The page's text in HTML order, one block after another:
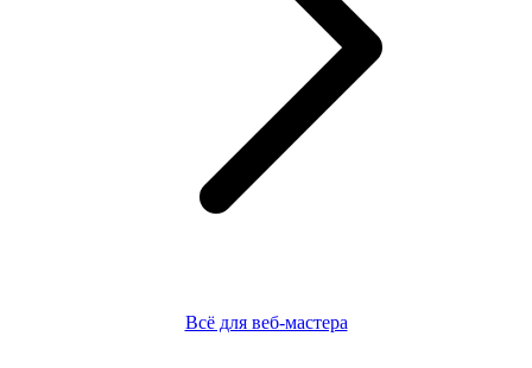
Всё для веб-мастера